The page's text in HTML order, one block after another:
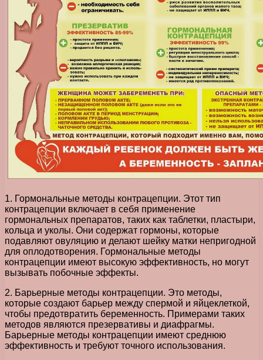
1. Гормональные методы контрацепции. Этот тип
контрацепции включает в себя применение
гормональных препаратов, таких как таблетки, пластыри,
кольца и уколы. Они содержат гормоны, которые
подавляют овуляцию и делают шейку матки непригодной
для оплодотворения. Гормональные методы
контрацепции имеют высокую эффективность, но могут
вызывать побочные эффекты.
2. Барьерные методы контрацепции. Это методы,
которые создают барьер между спермой и яйцеклеткой,
чтобы предотвратить беременность. Примерами таких
методов являются презервативы и диафрагмы.
Барьерные методы контрацепции имеют среднюю
эффективность и требуют точного использования.